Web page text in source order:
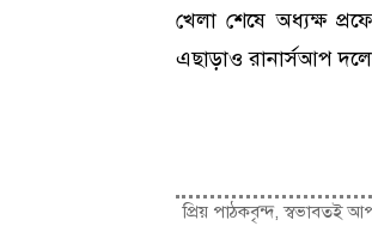
খেলা শেষে অধ্যক্ষ
এছাড়াও রানার্সআপ
প্রিয় পাঠকবৃন্দ, স্বভাবতই